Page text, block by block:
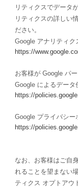
リティクスでデータ
リティクスの詳しい
ださい。
Google アナリティク
https://
お客様が Google パ
Google によるデータ
https://
Google プライバシー
https://
なお、お客様はご自
れることを望まない
ティクス オプトアウ